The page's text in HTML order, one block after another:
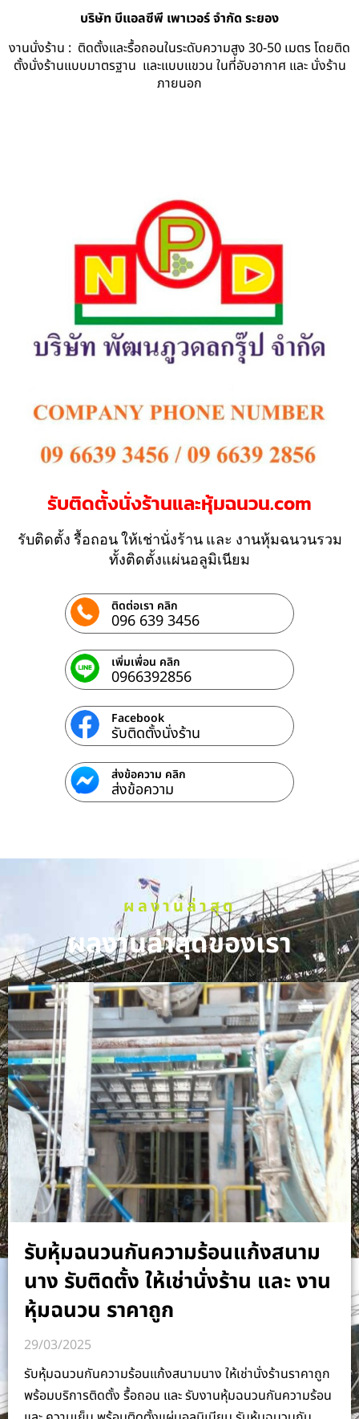
บริษัท บีแอลซีพี เพาเวอร์ จำกัด ระยอง
งานนั่งร้าน : ติดตั้งและรื้อถอนในระดับความสูง 30-50 เมตร โดยติด
ตั้งนั่งร้านแบบมาตรฐาน และแบบแขวน ในที่อับอากาศ และ นั่งร้าน
ภายนอก
รับติดตั้งนั่งร้านและหุ้มฉนวน.com
รับติดตั้ง รื้อถอน ให้เช่านั่งร้าน และ งานหุ้มฉนวนรวม
ทั้งติดตั้งแผ่นอลูมิเนียม
ติดต่อเรา คลิก
096 639 3456
เพิ่มเพื่อน คลิก
0966392856
Facebook
รับติดตั้งนั่งร้าน
ส่งข้อความ คลิก
ส่งข้อความ
ผลงานล่าสุด
ผลงานล่าสุดของเรา
รับหุ้มฉนวนกันความร้อนแก้งสนาม
นาง รับติดตั้ง ให้เช่านั่งร้าน และ งาน
หุ้มฉนวน ราคาถูก
29/03/2025
รับหุ้มฉนวนกันความร้อนแก้งสนามนาง ให้เช่านั่งร้านราคาถูก
พร้อมบริการติดตั้ง รื้อถอน และ รับงานหุ้มฉนวนกันความร้อน